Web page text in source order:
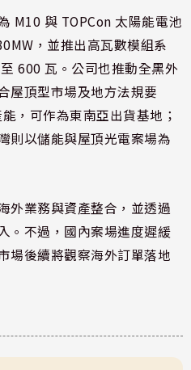
M10 與 TOPCon 太陽能電池
，並推出高瓦數模組系
600 瓦。公司也推動全黑外
屋頂型市場及地方法規要
，可作為東南亞出貨基地；
則以儲能與屋頂光電案場為
外業務與資產整合，並透過
。不過，國內案場進度遲緩
場後續將觀察海外訂單落地